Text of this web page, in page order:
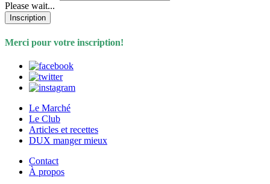
Please wait...
Inscription
Merci pour votre inscription!
Le Marché
Le Club
Articles et recettes
DUX manger mieux
Contact
À propos